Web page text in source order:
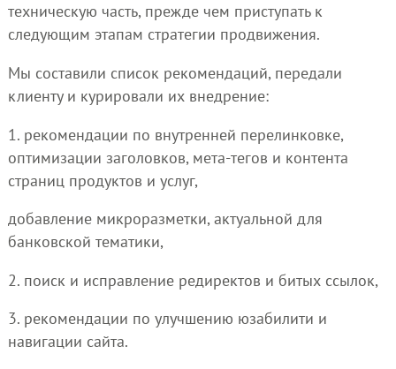
техническую часть, прежде чем приступать к
следующим этапам стратегии продвижения.
Мы составили список рекомендаций, передали
клиенту и курировали их внедрение:
1. рекомендации по внутренней перелинковке,
оптимизации заголовков, мета-тегов и контента
страниц продуктов и услуг,
добавление микроразметки, актуальной для
банковской тематики,
2. поиск и исправление редиректов и битых ссылок,
3. рекомендации по улучшению юзабилити и
навигации сайта.